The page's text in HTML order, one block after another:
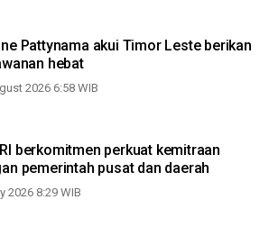
Pattynama akui Timor Leste berikan
hebat
2026 6:58 WIB
berkomitmen perkuat kemitraan
pemerintah pusat dan daerah
2026 8:29 WIB